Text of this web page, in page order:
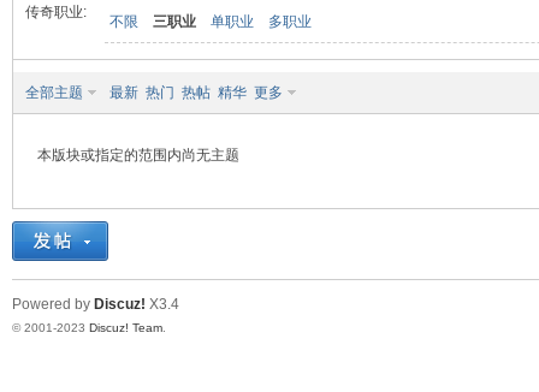
传奇职业:
不限 三职业 单职业 多职业
全部主题 最新 热门 热帖 精华 更多
本版块或指定的范围内尚无主题
Powered by Discuz! X3.4
© 2001-2023 Discuz! Team.